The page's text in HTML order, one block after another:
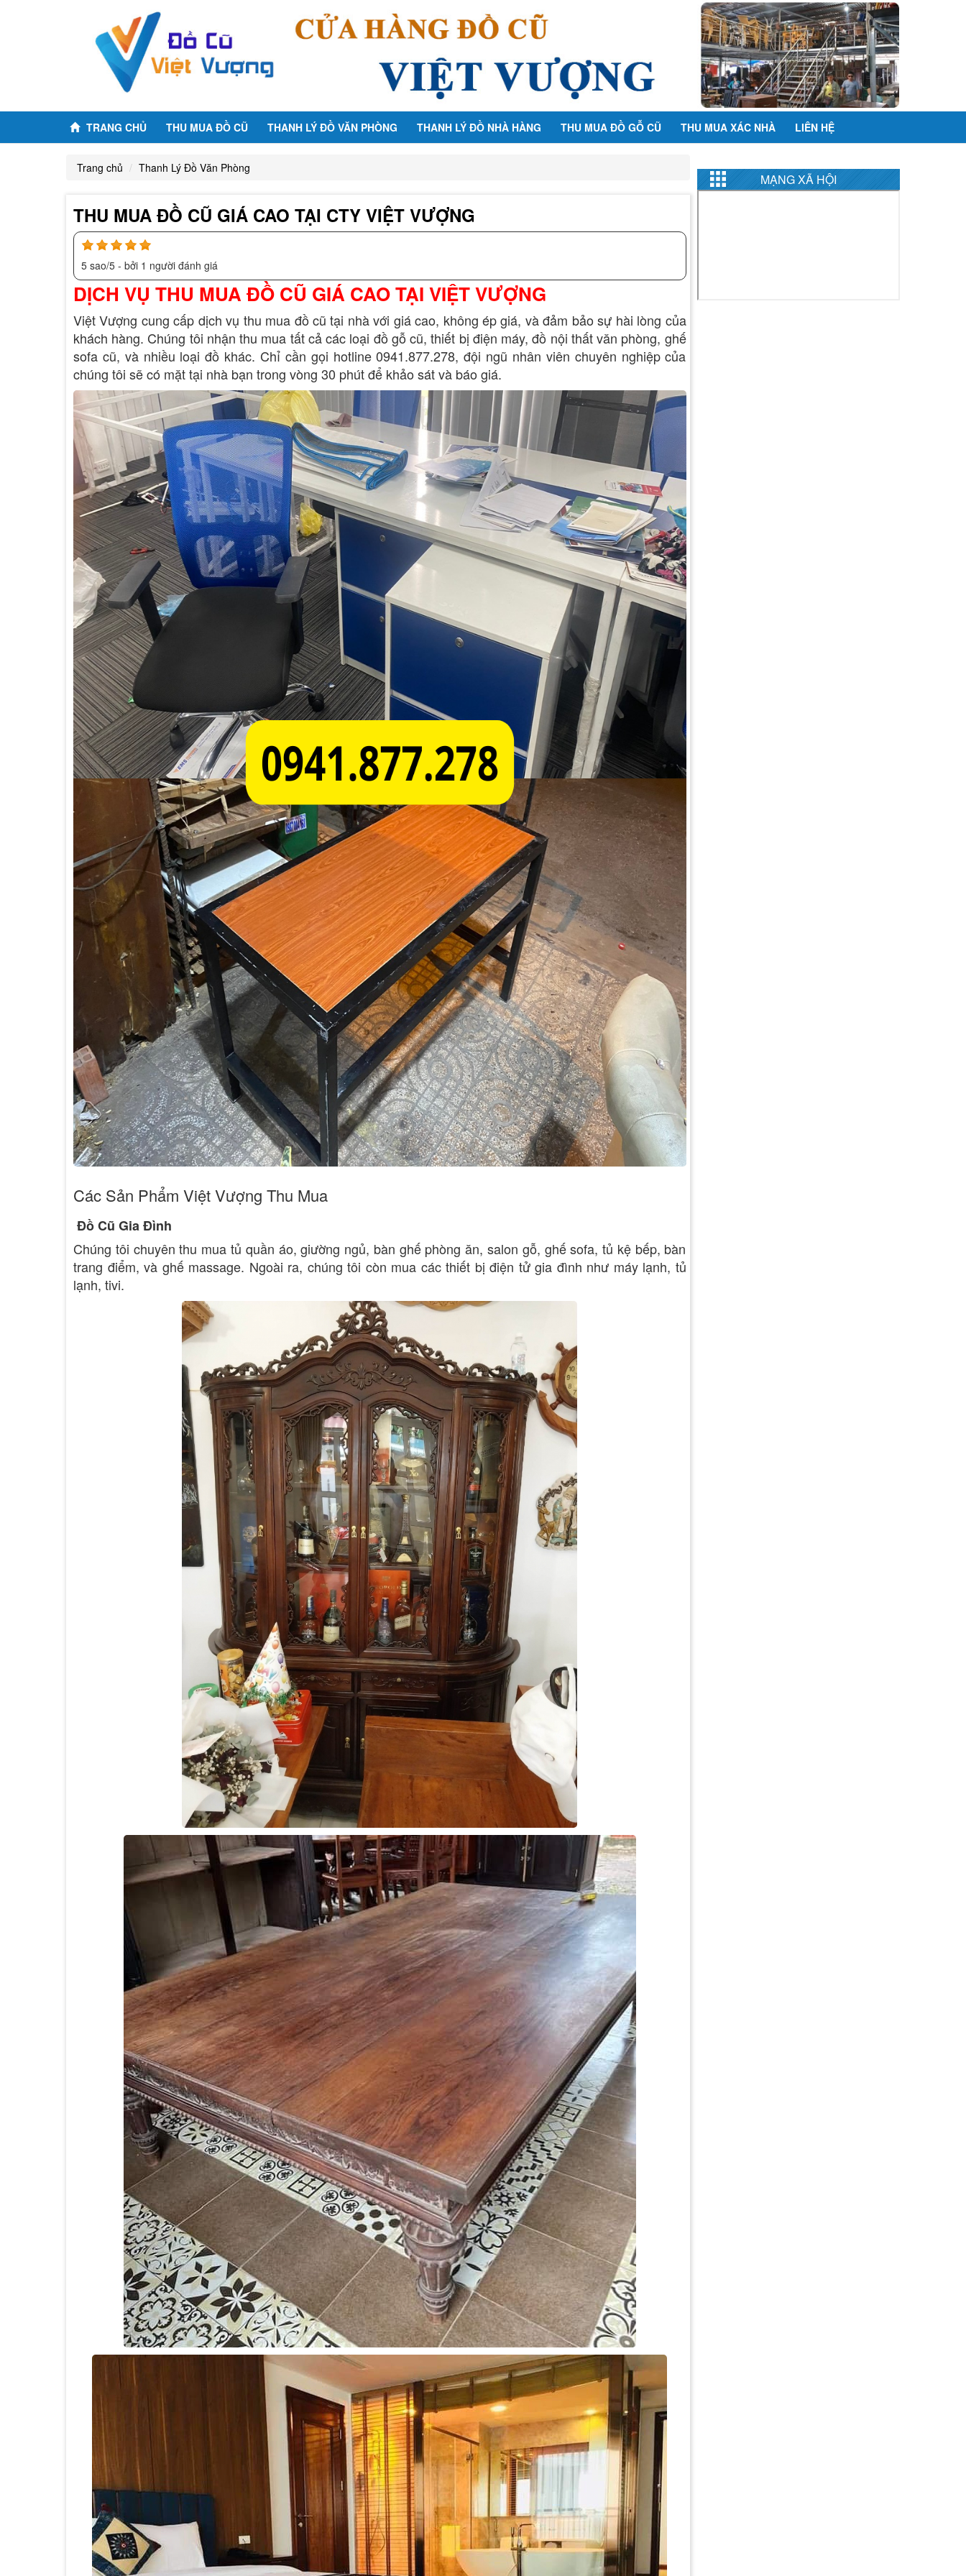
TRANG CHỦ THU MUA ĐỒ CŨ THANH LÝ ĐỒ VĂN PHÒNG THANH LÝ ĐỒ NHÀ HÀNG THU MUA ĐỒ GỖ CŨ THU MUA XÁC NHÀ LIÊN HỆ
MẠNG XÃ HỘI
Trang chủ Thanh Lý Đồ Văn Phòng
THU MUA ĐỒ CŨ GIÁ CAO TẠI CTY VIỆT VƯỢNG
5 sao/5 - bởi 1 người đánh giá
DỊCH VỤ THU MUA ĐỒ CŨ GIÁ CAO TẠI VIỆT VƯỢNG
Việt Vượng cung cấp dịch vụ thu mua đồ cũ tại nhà với giá cao, không ép giá, và đảm bảo sự hài lòng của
khách hàng. Chúng tôi nhận thu mua tất cả các loại đồ gỗ cũ, thiết bị điện máy, đồ nội thất văn phòng, ghế
sofa cũ, và nhiều loại đồ khác. Chỉ cần gọi hotline 0941.877.278, đội ngũ nhân viên chuyên nghiệp của
chúng tôi sẽ có mặt tại nhà bạn trong vòng 30 phút để khảo sát và báo giá.
Các Sản Phẩm Việt Vượng Thu Mua
Đồ Cũ Gia Đình
Chúng tôi chuyên thu mua tủ quần áo, giường ngủ, bàn ghế phòng ăn, salon gỗ, ghế sofa, tủ kệ bếp, bàn
trang điểm, và ghế massage. Ngoài ra, chúng tôi còn mua các thiết bị điện tử gia đình như máy lạnh, tủ
lạnh, tivi.